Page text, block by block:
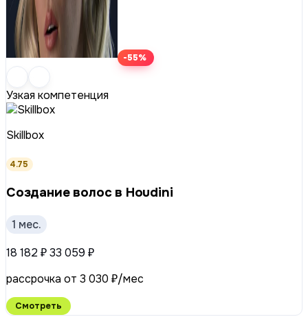
-55%
Узкая компетенция
Skillbox
4.75
Создание волос в Houdini
1 мес.
18 182 ₽33 059 ₽
рассрочка от 3 030 ₽/мес
Смотреть